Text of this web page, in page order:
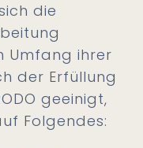
die
Umfang ihrer
der Erfüllung
geeinigt,
Folgendes: